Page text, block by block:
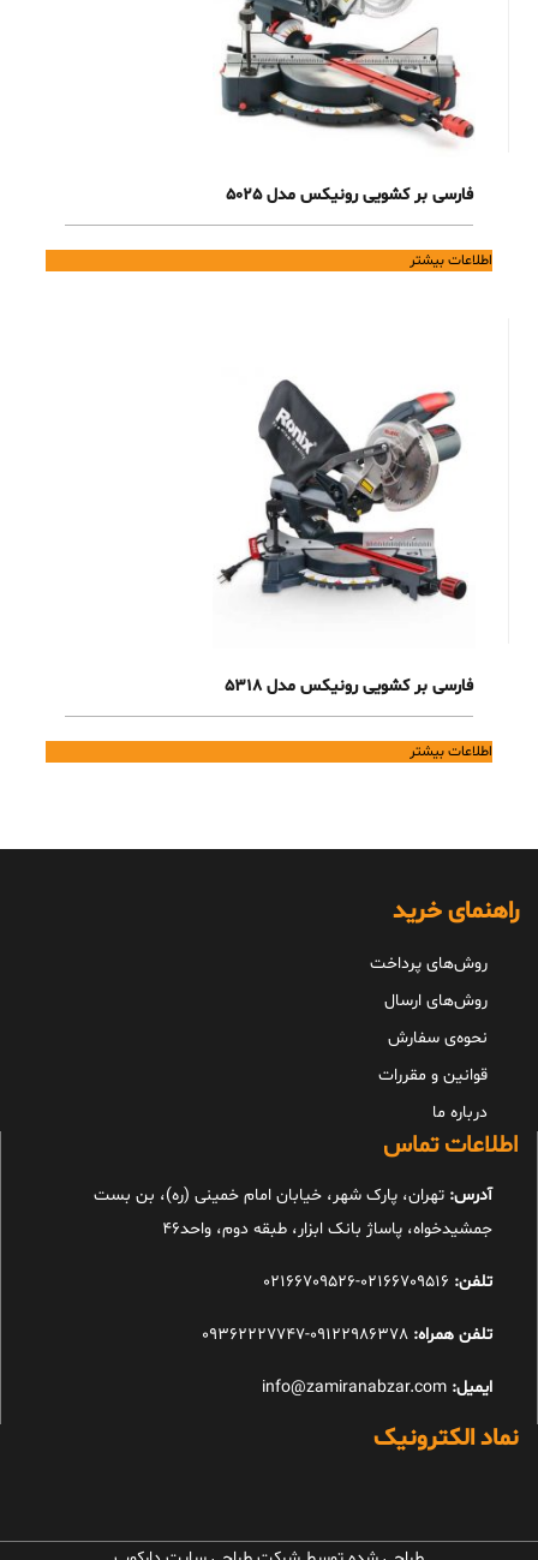
فارسی بر کشویی رونیکس مدل 5025
اطلاعات بیشتر
فارسی بر کشویی رونیکس مدل 5318
اطلاعات بیشتر
راهنمای خرید
روش‌های پرداخت
روش‌های ارسال
نحوه‌ی سفارش
قوانین و مقررات
درباره ما
اطلاعات تماس
آدرس: تهران، پارک شهر، خیابان امام خمینی (ره)، بن بست
جمشیدخواه، پاساژ بانک ابزار، طبقه دوم، واحد46
تلفن:
تلفن همراه: 09122986378-09362227747
ایمیل:
نماد الکترونیک